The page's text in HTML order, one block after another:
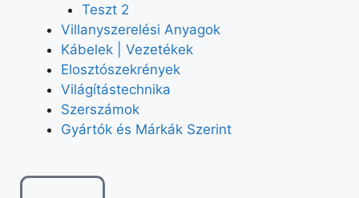
Teszt 2
Villanyszerelési Anyagok
Kábelek | Vezetékek
Elosztószekrények
Világítástechnika
Szerszámok
Gyártók és Márkák Szerint